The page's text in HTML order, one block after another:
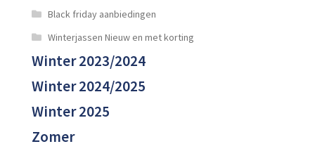
Black friday aanbiedingen
Winterjassen Nieuw en met korting
Winter 2023/2024
Winter 2024/2025
Winter 2025
Zomer